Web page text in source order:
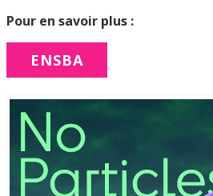
Pour en savoir plus :
ENSBA